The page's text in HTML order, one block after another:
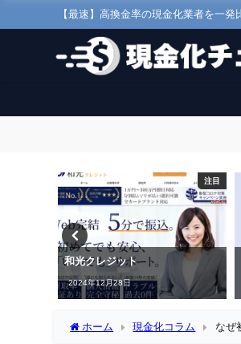
【最速】高換金率の現金化業者を一発
注目
和光クレジット
2024年12月28日
ホーム 現金化コラム なぜ